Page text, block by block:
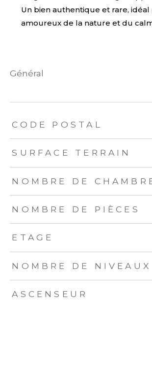
Un bien authentique et rare,
amoureux de la nature et du
général
TRAD_ZEPHYR_Caracteristique
CODE POSTAL
SURFACE TERRAIN
NOMBRE DE
NOMBRE DE PIÈCES
ETAGE
NOMBRE DE NIVEAUX
ASCENSEUR